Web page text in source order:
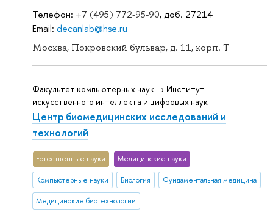
Телефон: +7 (495) 772-95-90, доб. 27214
Email: decanlab@hse.ru
Москва, Покровский бульвар, д. 11, корп. T
Факультет компьютерных наук → Институт
искусственного интеллекта и цифровых наук
Центр биомедицинских исследований и
технологий
Естественные науки Медицинские науки
Компьютерные науки Биология Фундаментальная медицина
Медицинские биотехнологии